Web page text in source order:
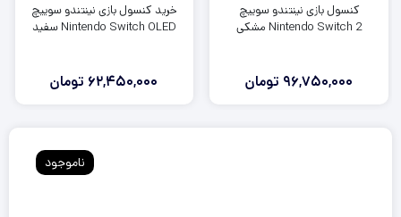
کنسول بازی نینتندو سوییچ
Nintendo Switch 2 مشکی
96,750,000 تومان
خرید کنسول بازی نینتندو سوییچ
Nintendo Switch OLED سفید
62,450,000 تومان
ناموجود